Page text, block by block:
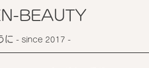
BEAUTY
に ​- since 2017 -